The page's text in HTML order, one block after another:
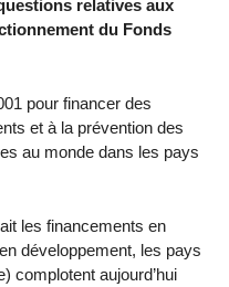
relatives aux
du Fonds
pour financer des
et à la prévention des
au monde dans les pays
les financements en
développement, les pays
complotent aujourd’hui